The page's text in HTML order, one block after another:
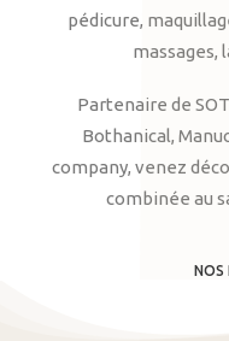
pédicure,
massages,
Partenaire de
Bothanical,
company, venez
combinée au
NOS